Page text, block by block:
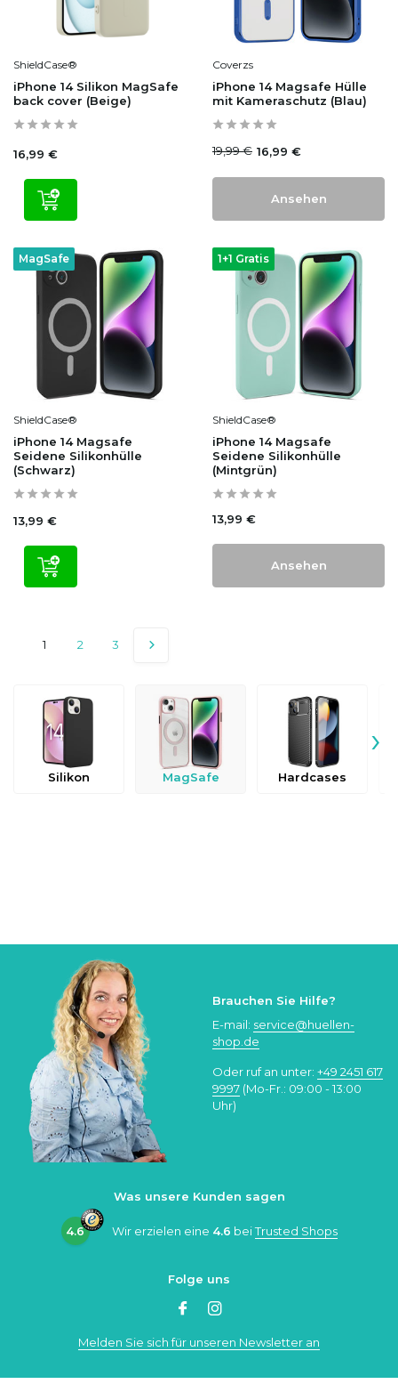
ShieldCase®
iPhone 14 Silikon MagSafe
back cover (Beige)
16,99 €
Coverzs
iPhone 14 Magsafe Hülle
mit Kameraschutz (Blau)
19,99 € 16,99 €
Ansehen
MagSafe
ShieldCase®
iPhone 14 Magsafe
Seidene Silikonhülle
(Schwarz)
13,99 €
1+1 Gratis
ShieldCase®
iPhone 14 Magsafe
Seidene Silikonhülle
(Mintgrün)
13,99 €
Ansehen
1 2 3
Silikon MagSafe Hardcases
›
Brauchen Sie Hilfe?
E-mail: service@huellen-
shop.de
Oder ruf an unter: +49 2451 617
9997 (Mo-Fr.: 09:00 - 13:00
Uhr)
Was unsere Kunden sagen
4.6 Wir erzielen eine 4.6 beiTrusted Shops
Folge uns
Melden Sie sich für unseren Newsletter an